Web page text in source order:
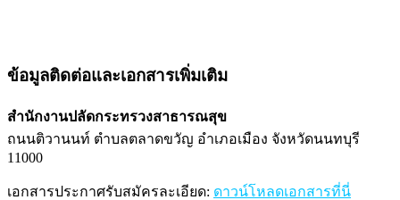
ข้อมูลติดต่อและเอกสารเพิ่มเติม
สำนักงานปลัดกระทรวงสาธารณสุข
ถนนติวานนท์ ตำบลตลาดขวัญ อำเภอเมือง จังหวัดนนทบุรี
11000
เอกสารประกาศรับสมัครละเอียด: ดาวน์โหลดเอกสารที่นี่